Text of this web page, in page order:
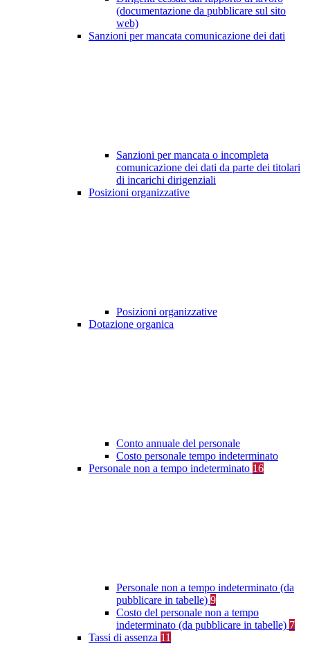
(documentazione da pubblicare sul sito
web)
Sanzioni per mancata comunicazione dei dati
Sanzioni per mancata o incompleta
comunicazione dei dati da parte dei titolari
di incarichi dirigenziali
Posizioni organizzative
Posizioni organizzative
Dotazione organica
Conto annuale del personale
Costo personale tempo indeterminato
Personale non a tempo indeterminato 16
Personale non a tempo indeterminato (da
pubblicare in tabelle) 9
Costo del personale non a tempo
indeterminato (da pubblicare in tabelle) 7
Tassi di assenza 11